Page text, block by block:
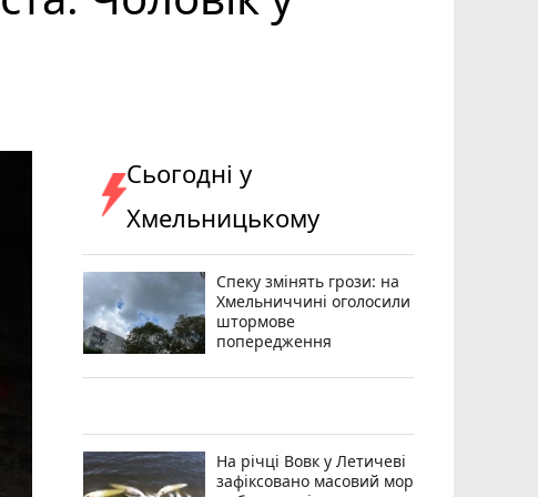
Сьогодні у
Хмельницькому
Спеку змінять грози: на
Хмельниччині оголосили
штормове
попередження
На річці Вовк у Летичеві
зафіксовано масовий мор